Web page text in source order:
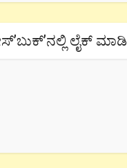
ಲೈಕ್ ಮಾಡಿ